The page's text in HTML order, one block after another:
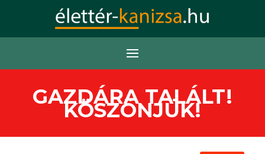
GAZDÁRA TALÁLT!
KÖSZÖNJÜK!